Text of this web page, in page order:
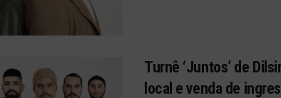
Turnê ‘Juntos’ de
local e venda de